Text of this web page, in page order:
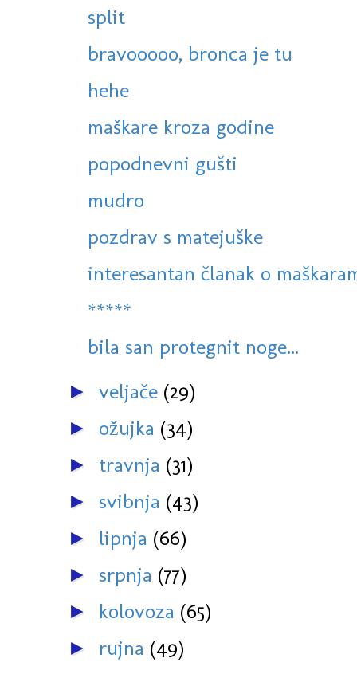
split
bravooooo, bronca je tu
hehe
maškare kroza godine
popodnevni gušti
mudro
pozdrav s matejuške
interesantan članak o
*****
bila san protegnit noge...
► veljače (29)
► ožujka (34)
► travnja (31)
► svibnja (43)
► lipnja (66)
► srpnja (77)
► kolovoza (65)
► rujna (49)